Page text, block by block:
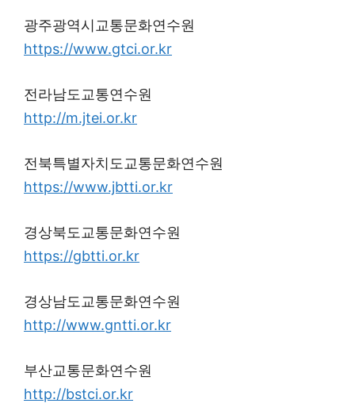
광주광역시교통문화연수원
https://www.gtci.or.kr
전라남도교통연수원
http://m.jtei.or.kr
전북특별자치도교통문화연수원
https://www.jbtti.or.kr
경상북도교통문화연수원
https://gbtti.or.kr
경상남도교통문화연수원
http://www.gntti.or.kr
부산교통문화연수원
http://bstci.or.kr